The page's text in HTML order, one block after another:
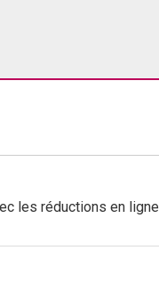
les réductions en ligne